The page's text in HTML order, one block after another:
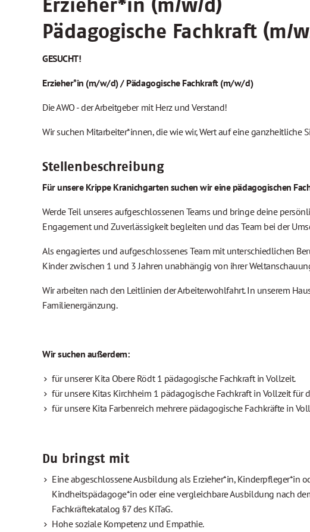
Erzieher*in (m/w/d)
Pädagogische Fachkraft (m/
GESUCHT!
Erzieher*in (m/w/d) / Pädagogische Fachkraft (m/w/d)
Die AWO - der Arbeitgeber mit Herz und Verstand!
Wir suchen Mitarbeiter*innen, die wie wir, Wert auf eine ganzheitliche
Stellenbeschreibung
Für unsere Krippe Kranichgarten suchen wir eine pädagogischen
Werde Teil unseres aufgeschlossenen Teams und bringe deine
Engagement und Zuverlässigkeit begleiten und das Team bei der
Als engagiertes und aufgeschlossenes Team mit unterschiedlichen
Kinder zwischen 1 und 3 Jahren unabhängig von ihrer
Wir arbeiten nach den Leitlinien der Arbeiterwohlfahrt. In unserem
Familienergänzung.
Wir suchen außerdem:
für unserer Kita Obere Rödt 1 pädagogische Fachkraft in Vollzeit.
für unsere Kitas Kirchheim 1 pädagogische Fachkraft in Vollzeit für
für unsere Kita Farbenreich mehrere pädagogische Fachkräfte in
Du bringst mit
Eine abgeschlossene Ausbildung als Erzieher*in, Kinderpfleger*in
Kindheitspädagoge*in oder eine vergleichbare Ausbildung nach
Fachkräftekatalog §7 des KiTaG.
Hohe soziale Kompetenz und Empathie.